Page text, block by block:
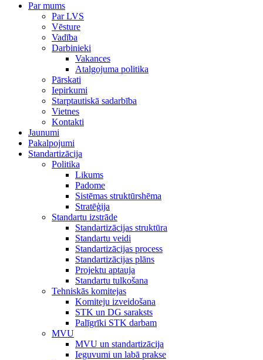
Par mums
Par LVS
Vēsture
Vadība
Darbinieki
Vakances
Atalgojuma politika
Pārskati
Iepirkumi
Starptautiskā sadarbība
Vietnes
Kontakti
Jaunumi
Pakalpojumi
Standartizācija
Politika
Likums
Padome
Sistēmas struktūrshēma
Stratēģija
Standartu izstrāde
Standartizācijas struktūra
Standartu veidi
Standartizācijas process
Standartizācijas plāns
Projektu aptauja
Standartu tulkošana
Tehniskās komitejas
Komiteju izveidošana
STK un DG saraksts
Palīgrīki STK darbam
MVU
MVU un standartizācija
Ieguvumi un labā prakse